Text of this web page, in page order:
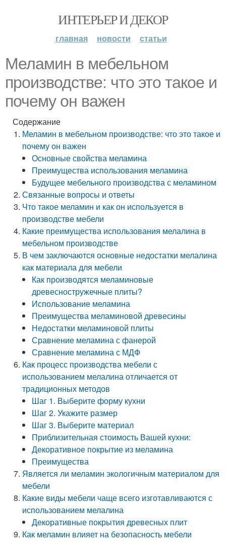
ИНТЕРЬЕР И ДЕКОР
главная новости статьи
Меламин в мебельном
производстве: что это такое и
почему он важен
Содержание
Меламин в мебельном производстве: что это такое и
почему он важен
Основные свойства меламина
Преимущества использования меламина
Будущее мебельного производства с меламином
Связанные вопросы и ответы
Что такое меламин и как он используется в
производстве мебели
Какие преимущества использования мелалина в
мебельном производстве
В чем заключаются основные недостатки мелалина
как материала для мебели
Как производятся меламиновые
древесностружечные плиты?
Использование меламина
Преимущества меламиновой древесины
Недостатки меламиновой плиты
Сравнение меламина с фанерой
Сравнение меламина с МДФ
Как процесс производства мебели с
использованием мелалина отличается от
традиционных методов
Шаг 1. Выберите форму кухни
Шаг 2. Укажите размер
Шаг 3. Выберите материал
Приблизительная стоимость Вашей кухни:
Декоративное покрытие из меламина
Преимущества
Является ли меламин экологичным материалом для
мебели
Какие виды мебели чаще всего изготавливаются с
использованием мелалина
Декоративные покрытия древесных плит
Как меламин влияет на безопасность мебели